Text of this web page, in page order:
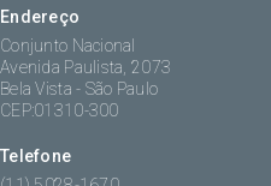
Endereço
Conjunto Nacional
Avenida Paulista, 2073
Bela Vista - São Paulo
CEP:01310-300
Telefone